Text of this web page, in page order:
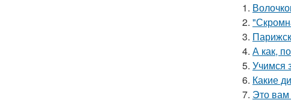
1.
2.
3.
4. А как,
5. Учимся
6. Какие
7. Это вам